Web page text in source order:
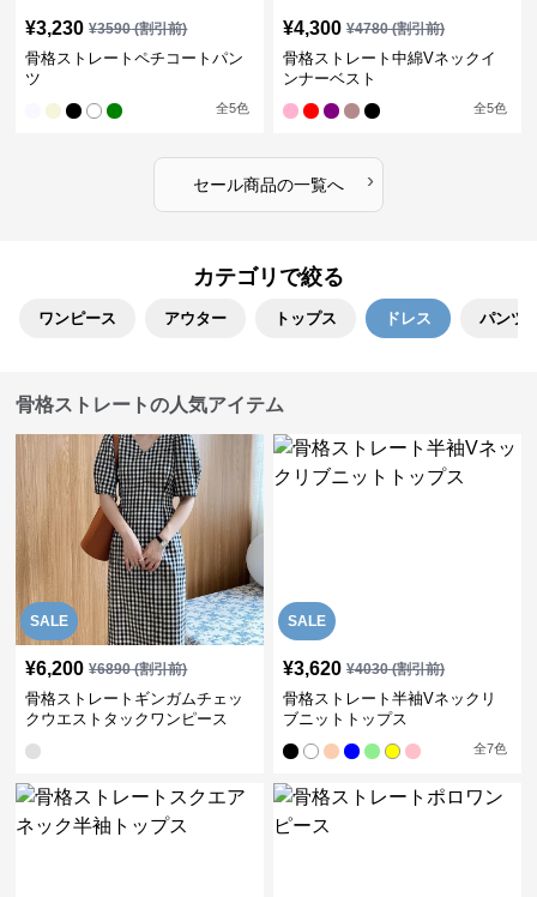
¥3,230 ¥3590(割引前)
骨格ストレートペチコートパン
ツ
全5色
¥4,300 ¥4780(割引前)
骨格ストレート中綿Vネックイ
ンナーベスト
全5色
セール商品の一覧へ ›
カテゴリで絞る
ワンピース アウター トップス ドレス パンツ
骨格ストレートの人気アイテム
SALE
¥6,200 ¥6890(割引前)
骨格ストレートギンガムチェッ
クウエストタックワンピース
SALE
¥3,620 ¥4030(割引前)
骨格ストレート半袖Vネックリ
ブニットトップス
全7色